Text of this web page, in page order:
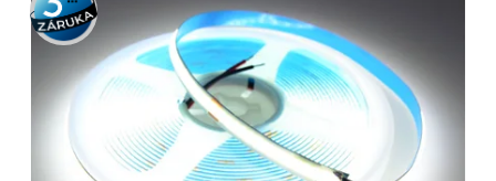
záruka